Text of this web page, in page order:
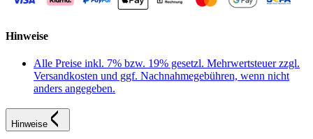
Hinweise
Alle Preise inkl. 7% bzw. 19% gesetzl. Mehrwertsteuer zzgl.
Versandkosten und ggf. Nachnahmegebühren, wenn nicht
anders angegeben.
Hinweise